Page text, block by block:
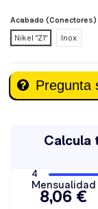
Acabado (Conectores)
Nikel "Z1"
Inox
Pregunta